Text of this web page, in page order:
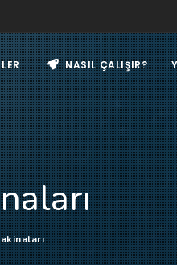
NASIL ÇALIŞIR?